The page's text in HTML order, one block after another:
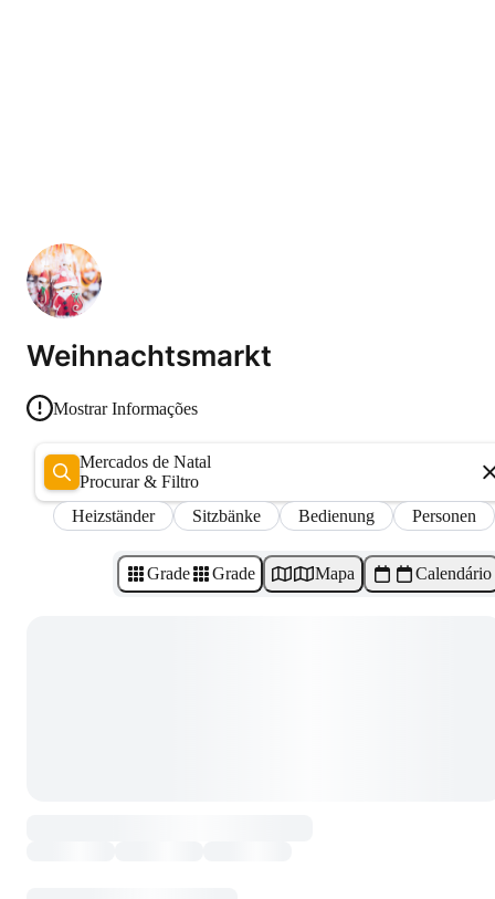
Weihnachtsmarkt
Mostrar Informações
Mercados de Natal
Procurar & Filtro
Heizständer
Sitzbänke Bedienung Personen
Grade Grade Mapa Calendário